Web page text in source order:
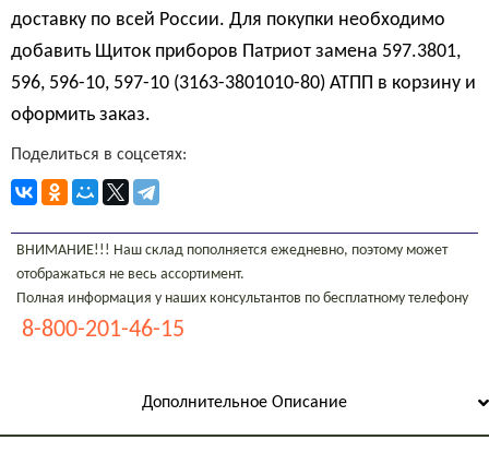
доставку по всей России. Для покупки необходимо
добавить Щиток приборов Патриот замена 597.3801,
596, 596-10, 597-10 (3163-3801010-80) АТПП в корзину и
оформить заказ.
Поделиться в соцсетях:
ВНИМАНИЕ!!! Наш склад пополняется ежедневно, поэтому может
отображаться не весь ассортимент.
Полная информация у наших консультантов по бесплатному телефону
8-800-201-46-15
Дополнительное Описание